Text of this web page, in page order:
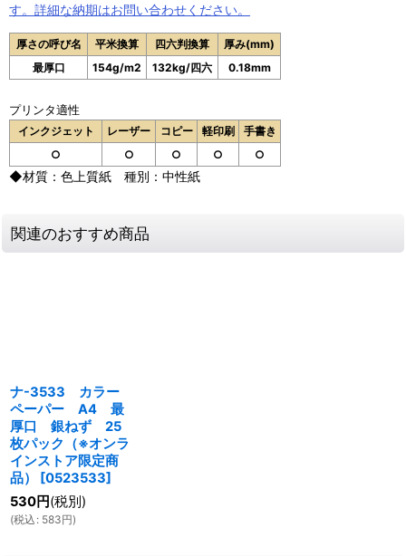
す。詳細な納期はお問い合わせください。
厚さの呼び名 平米換算 四六判換算
厚み(mm)
最厚口
154g/m2 132kg/四六 0.18mm
プリンタ適性
インクジェット レーザー コピー 軽印刷
手書き
○
○ ○ ○ ○
◆材質：色上質紙 種別：中性紙
関連のおすすめ商品
ナ-3533 カラー
ペーパー A4 最
厚口 銀ねず 25
枚パック（※オンラ
インストア限定商
品）
[0523533]
530円(税別)
(税込 : 583円)